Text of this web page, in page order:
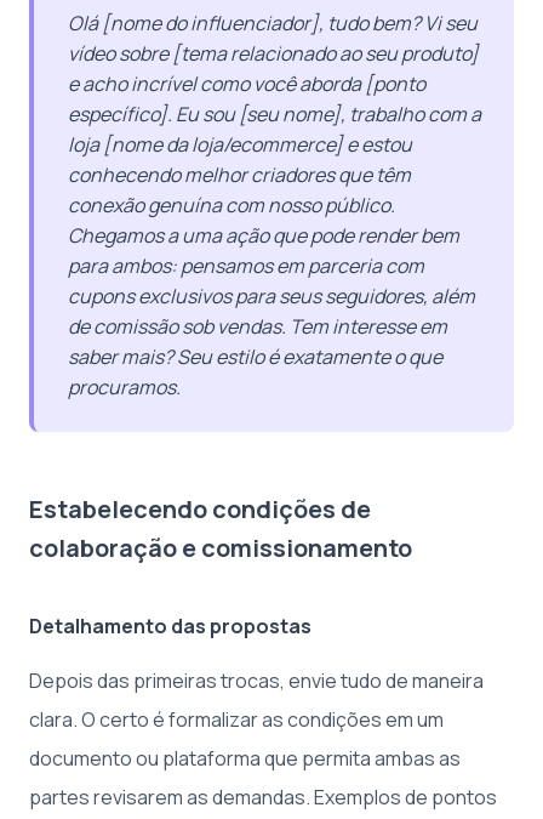
Olá [nome do influenciador], tudo bem? Vi seu
vídeo sobre [tema relacionado ao seu produto]
e acho incrível como você aborda [ponto
específico]. Eu sou [seu nome], trabalho com a
loja [nome da loja/ecommerce] e estou
conhecendo melhor criadores que têm
conexão genuína com nosso público.
Chegamos a uma ação que pode render bem
para ambos: pensamos em parceria com
cupons exclusivos para seus seguidores, além
de comissão sob vendas. Tem interesse em
saber mais? Seu estilo é exatamente o que
procuramos.
Estabelecendo condições de
colaboração e comissionamento
Detalhamento das propostas
Depois das primeiras trocas, envie tudo de maneira
clara. O certo é formalizar as condições em um
documento ou plataforma que permita ambas as
partes revisarem as demandas. Exemplos de pontos